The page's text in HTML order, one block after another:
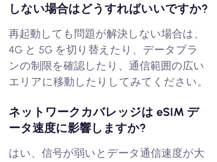
しない場合はどうすればいいですか?
再起動しても問題が解決しない場合は、
4G と 5G を切り替えたり、データプラ
ンの制限を確認したり、通信範囲の広い
エリアに移動したりしてみてください。
ネットワークカバレッジは eSIM デ
ータ速度に影響しますか?
はい、信号が弱いとデータ通信速度が大